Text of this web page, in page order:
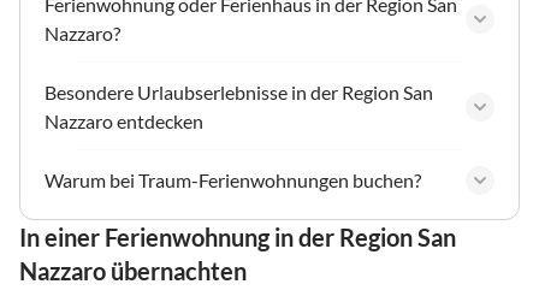
Nazzaro?
Besondere Urlaubserlebnisse in der Region San
Nazzaro entdecken
Warum bei Traum-Ferienwohnungen buchen?
In einer Ferienwohnung in der Region San
Nazzaro übernachten